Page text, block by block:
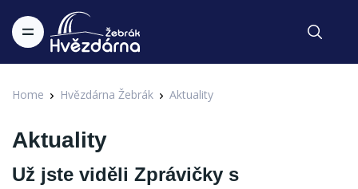
Home Hvězdárna Žebrák Aktuality
Aktuality
Už jste viděli Zprávičky s